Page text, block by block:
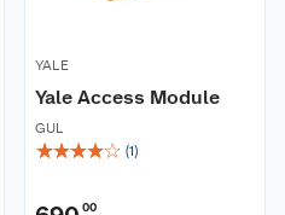
YALE
Yale Access Module
GUL
☆☆☆☆☆ (1)
00